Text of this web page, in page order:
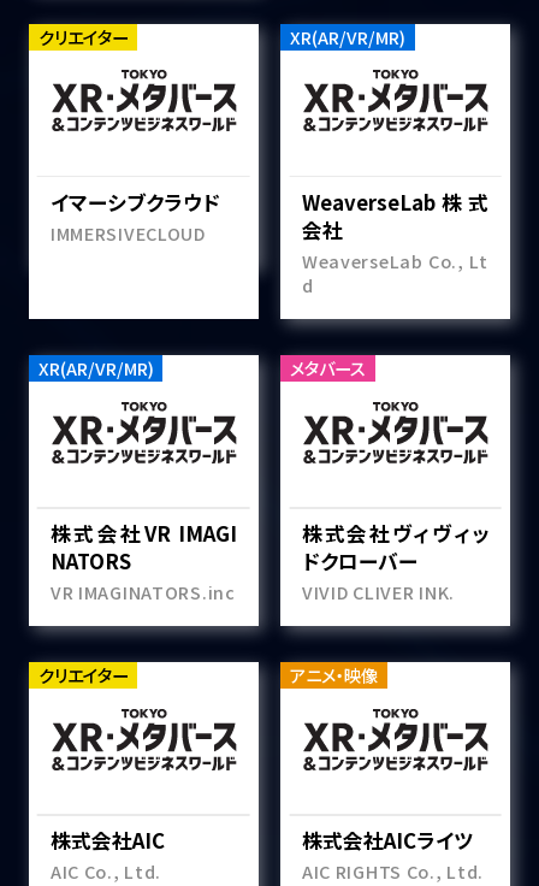
クリエイター
イマーシブクラウド
IMMERSIVECLOUD
XR(AR/VR/MR)
WeaverseLab株式
会社
WeaverseLab Co., Lt
d
XR(AR/VR/MR)
株式会社VR IMAGI
NATORS
VR IMAGINATORS.inc
メタバース
株式会社ヴィヴィッ
ドクローバー
VIVID CLIVER INK.
クリエイター
株式会社AIC
AIC Co., Ltd.
アニメ・映像
株式会社AICライツ
AIC RIGHTS Co., Ltd.